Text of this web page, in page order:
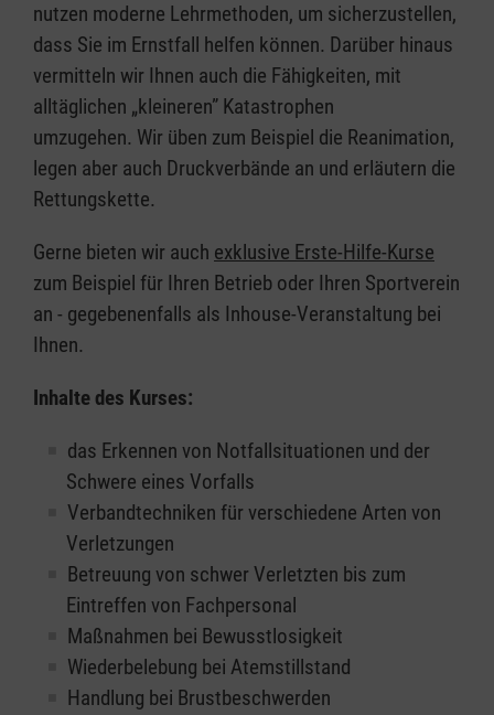
nutzen moderne Lehrmethoden, um sicherzustellen,
dass Sie im Ernstfall helfen können. Darüber hinaus
vermitteln wir Ihnen auch die Fähigkeiten, mit
alltäglichen „kleineren” Katastrophen
umzugehen. Wir üben zum Beispiel die Reanimation,
legen aber auch Druckverbände an und erläutern die
Rettungskette.
Gerne bieten wir auch exklusive Erste-Hilfe-Kurse
zum Beispiel für Ihren Betrieb oder Ihren Sportverein
an - gegebenenfalls als Inhouse-Veranstaltung bei
Ihnen.
Inhalte des Kurses:
das Erkennen von Notfallsituationen und der
Schwere eines Vorfalls
Verbandtechniken für verschiedene Arten von
Verletzungen
Betreuung von schwer Verletzten bis zum
Eintreffen von Fachpersonal
Maßnahmen bei Bewusstlosigkeit
Wiederbelebung bei Atemstillstand
Handlung bei Brustbeschwerden